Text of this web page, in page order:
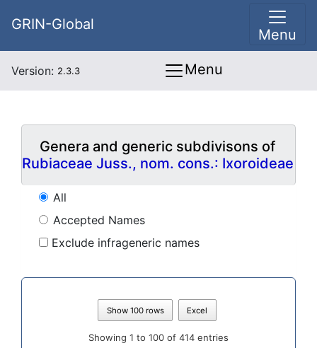
GRIN-Global
Menu
Version: 2.3.3 Menu
Genera and generic subdivisons of
Rubiaceae Juss., nom. cons.: Ixoroideae
All
Accepted Names
Exclude infrageneric names
Show 100 rows Excel
Showing 1 to 100 of 414 entries